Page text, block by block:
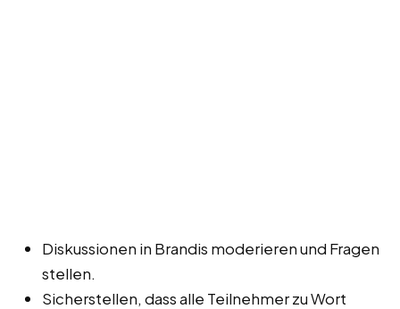
Diskussionen in Brandis moderieren und Fragen
stellen.
Sicherstellen, dass alle Teilnehmer zu Wort